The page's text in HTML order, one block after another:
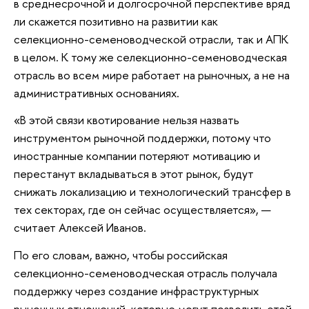
ли скажется позитивно на развитии как
селекционно-семеноводческой отрасли, так и АПК
в целом. К тому же селекционно-семеноводческая
отрасль во всем мире работает на рыночных, а не на
административных основаниях.
«В этой связи квотирование нельзя назвать
инструментом рыночной поддержки, потому что
иностранные компании потеряют мотивацию и
перестанут вкладываться в этот рынок, будут
снижать локализацию и технологический трансфер в
тех секторах, где он сейчас осуществляется», —
считает Алексей Иванов.
По его словам, важно, чтобы российская
селекционно-семеноводческая отрасль получала
поддержку через создание инфраструктурных